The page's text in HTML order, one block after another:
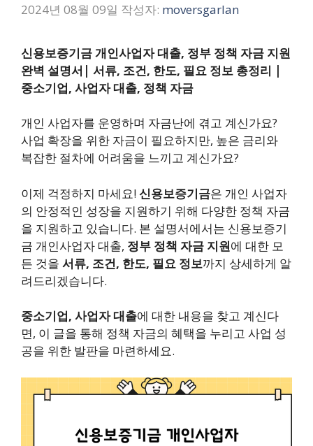
2024년 08월 09일 작성자: moversgarlan
신용보증기금 개인사업자 대출, 정부 정책 자금 지원
완벽 설명서| 서류, 조건, 한도, 필요 정보 총정리 |
중소기업, 사업자 대출, 정책 자금
개인 사업자를 운영하며 자금난에 겪고 계신가요?
사업 확장을 위한 자금이 필요하지만, 높은 금리와
복잡한 절차에 어려움을 느끼고 계신가요?
이제 걱정하지 마세요!신용보증기금은 개인 사업자
의 안정적인 성장을 지원하기 위해 다양한 정책 자금
을 지원하고 있습니다. 본 설명서에서는 신용보증기
금 개인사업자 대출, 정부 정책 자금 지원에 대한 모
든 것을 서류, 조건, 한도, 필요 정보까지 상세하게 알
려드리겠습니다.
중소기업, 사업자 대출에 대한 내용을 찾고 계신다
면, 이 글을 통해 정책 자금의 혜택을 누리고 사업 성
공을 위한 발판을 마련하세요.